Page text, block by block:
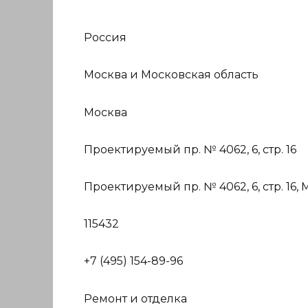
Россия
Москва и Московская область
Москва
Проектируемый пр. № 4062, 6, стр. 16
Проектируемый пр. № 4062, 6, стр. 16,
115432
+7 (495) 154-89-96
Ремонт и отделка